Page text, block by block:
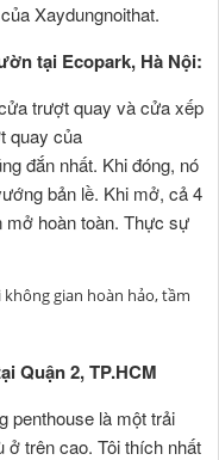
Xaydungnoithat.
tại Ecopark, Hà Nội:
trượt quay và cửa xếp
quay của
đắn nhất. Khi đóng, nó
bản lề. Khi mở, cả 4
mở hoàn toàn. Thực sự
gian hoàn hảo, tầm
Quận 2, TP.HCM
penthouse là một trải
trên cao. Tôi thích nhất